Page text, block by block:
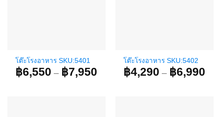
โต๊ะโรงอาหาร SKU:5401
฿6,550 – ฿7,950
โต๊ะโรงอาหาร SKU:5402
฿4,290 – ฿6,990